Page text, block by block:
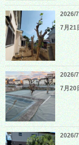
2026/
7月21
2026/
7月20
2026/